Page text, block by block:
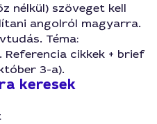
nélkül) szöveget kell
angolról magyarra.
Téma:
cikkek + brief
3-a).
keresek